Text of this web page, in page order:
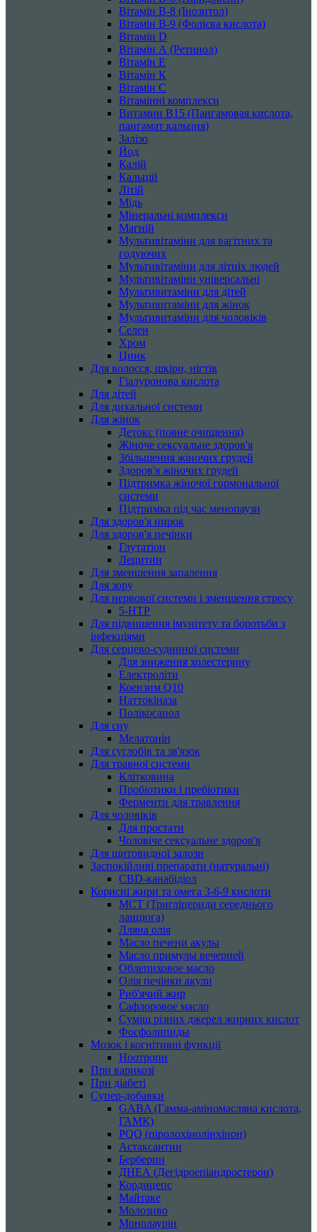
Вітамін B-8 (Інозитол)
Вітамін B-9 (Фолієва кислота)
Вітамін D
Вітамін А (Ретинол)
Вітамін Е
Вітамін К
Вітамін С
Вітамінні комплекси
Витамин B15 (Пангамовая кислота,
пангамат кальция)
Залізо
Йод
Калій
Кальцій
Літій
Мідь
Мінеральні комплекси
Магній
Мультивітаміни для вагітних та
годуючих
Мультивітаміни для літніх людей
Мультивітаміни універсальні
Мультивитаміни для дітей
Мультивитаміни для жінок
Мультивитаміни для чоловіків
Селен
Хром
Цинк
Для волосся, шкіри, нігтів
Гіалуронова кислота
Для дітей
Для дихальної системи
Для жінок
Детокс (повне очищення)
Жіноче сексуальне здоров'я
Збільшення жіночих грудей
Здоров'я жіночих грудей
Підтримка жіночої гормональної
системи
Підтримка під час менопаузи
Для здоров'я нирок
Для здоров'я печінки
Глутатіон
Лецитин
Для зменшення запалення
Для зору
Для нервової системи і зменшення стресу
5-HTP
Для підвищення імунітету та боротьби з
інфекціями
Для серцево-судинної системи
Для зниження холестерину
Електроліти
Коензим Q10
Наттокіназа
Полікосанол
Для сну
Мелатонін
Для суглобів та зв'язок
Для травної системи
Клітковина
Пробіотики і пребіотики
Ферменти для травлення
Для чоловіків
Для простати
Чоловіче сексуальне здоров'я
Для щитовидної залози
Заспокійливі препарати (натуральні)
CBD-канабідіол
Корисні жири та омега 3-6-9 кислоти
MCT (Тригліцериди середнього
ланцюга)
Лляна олія
Масло печени акулы
Масло примулы вечерней
Облепиховое масло
Олія печінки акули
Риб'ячий жир
Сафлоровое масло
Суміш різних джерел жирних кислот
Фосфолипиды
Мозок і когнітивні функції
Ноотропи
При варикозі
При діабеті
Супер-добавки
GABA (Гамма-аміномасляна кислота,
ГАМК)
PQQ (піролохінолінхінон)
Астаксантин
Берберин
ДНЕА (Дегідроепіандростерон)
Кордицепс
Майтаке
Молозиво
Монолаурін